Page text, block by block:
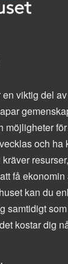
viktig del
möjligheter
och ha
få ekonomin
kan du
samtidigt
kostar dig